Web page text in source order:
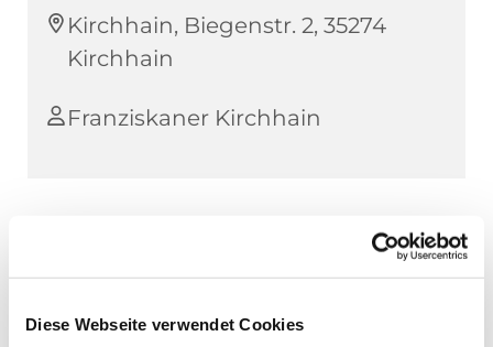
Diese Webseite verwendet Cookies
Kirchhain, Biegenstr. 2, 35274
Kirchhain
Franziskaner Kirchhain